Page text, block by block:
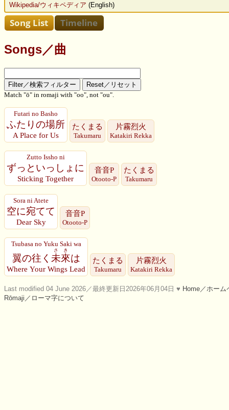
Wikipedia/ウィキペディア (English)
Songs／曲
Match "ō" in romaji with "oo", not "ou".
Futari no Basho
ふたりの場所
A Place for Us
たくまる
Takumaru
片霧烈火
Katakiri Rekka
Zutto Issho ni
ずっといっしょに
Sticking Together
音音P
Otooto-P
たくまる
Takumaru
Sora ni Atete
空に宛てて
Dear Sky
音音P
Otooto-P
Tsubasa no Yuku Saki wa
翼の往く 未來
さき
は
Where Your Wings Lead
たくまる
Takumaru
片霧烈火
Katakiri Rekka
Last modified 04 June 2026／最終更新日2026年06月04日 ♥ Home／ホーム
Rōmaji／ローマ字について